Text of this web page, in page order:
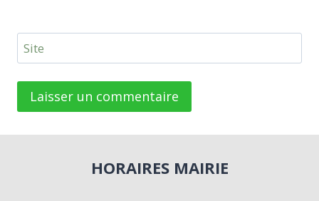
Site
HORAIRES MAIRIE